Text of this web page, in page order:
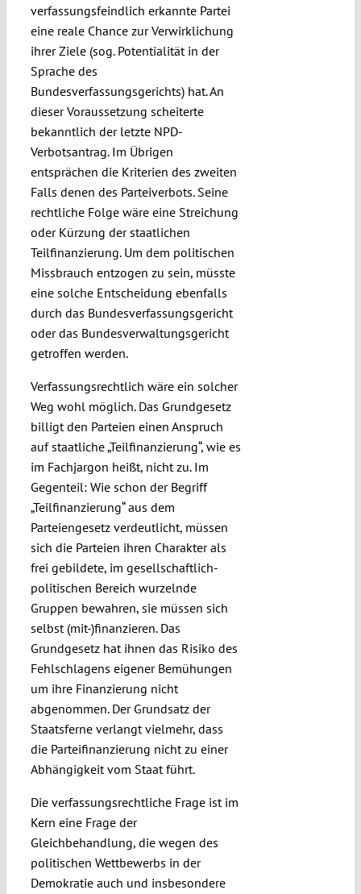
verfassungsfeindlich erkannte Partei
eine reale Chance zur Verwirklichung
ihrer Ziele (sog. Potentialität in der
Sprache des
Bundesverfassungsgerichts) hat. An
dieser Voraussetzung scheiterte
bekanntlich der letzte NPD-
Verbotsantrag. Im Übrigen
entsprächen die Kriterien des zweiten
Falls denen des Parteiverbots. Seine
rechtliche Folge wäre eine Streichung
oder Kürzung der staatlichen
Teilfinanzierung. Um dem politischen
Missbrauch entzogen zu sein, müsste
eine solche Entscheidung ebenfalls
durch das Bundesverfassungsgericht
oder das Bundesverwaltungsgericht
getroffen werden.
Verfassungsrechtlich wäre ein solcher
Weg wohl möglich. Das Grundgesetz
billigt den Parteien einen Anspruch
auf staatliche „Teilfinanzierung“, wie es
im Fachjargon heißt, nicht zu. Im
Gegenteil: Wie schon der Begriff
„Teilfinanzierung“ aus dem
Parteiengesetz verdeutlicht, müssen
sich die Parteien ihren Charakter als
frei gebildete, im gesellschaftlich-
politischen Bereich wurzelnde
Gruppen bewahren, sie müssen sich
selbst (mit-)finanzieren. Das
Grundgesetz hat ihnen das Risiko des
Fehlschlagens eigener Bemühungen
um ihre Finanzierung nicht
abgenommen. Der Grundsatz der
Staatsferne verlangt vielmehr, dass
die Parteifinanzierung nicht zu einer
Abhängigkeit vom Staat führt.
Die verfassungsrechtliche Frage ist im
Kern eine Frage der
Gleichbehandlung, die wegen des
politischen Wettbewerbs in der
Demokratie auch und insbesondere